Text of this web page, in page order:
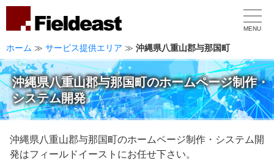
MENU
ホーム ≫ サービス提供エリア ≫ 沖縄県八重山郡与那国町
沖縄県八重山郡与那国町のホームページ制作・
システム開発
沖縄県八重山郡与那国町のホームページ制作・システム開
発はフィールドイーストにお任せ下さい。